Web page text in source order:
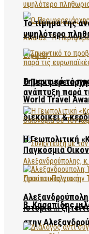
Ο
World Travel
διεκδικεί &
Β. Κασαπίδης
στην
Το τίμημα της
υψηλότερο
Σημαντικό το
ανάπτυξη παρά
Η Γεωπολιτική
Παγκόσμια
Ιστορία …